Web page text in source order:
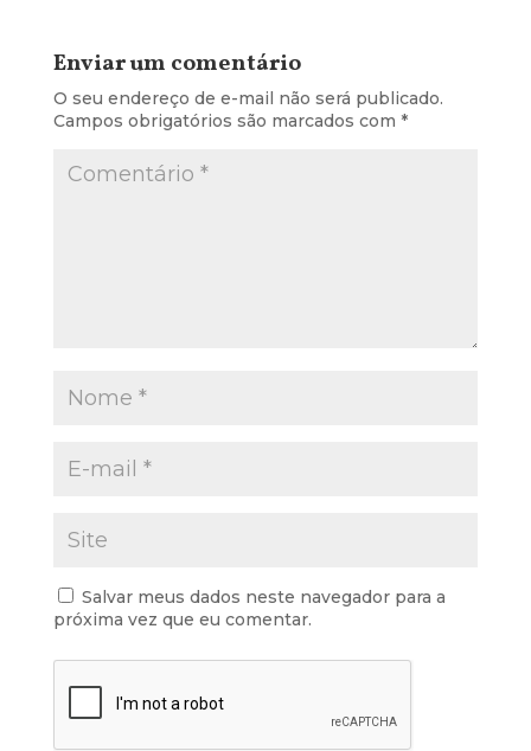
Enviar um comentário
O seu endereço de e-mail não será publicado.
Campos obrigatórios são marcados com *
Salvar meus dados neste navegador para a
próxima vez que eu comentar.